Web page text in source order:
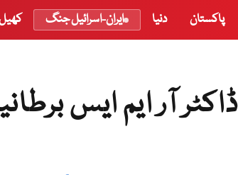
پاکستان دنیا ایران-اسرائیل جنگ
آر ایم ایس